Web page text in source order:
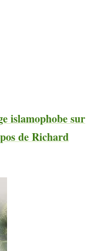
islamophobe sur
de Richard